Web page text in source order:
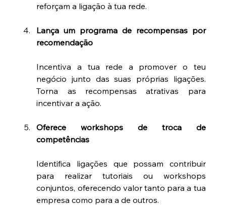
reforçam a ligação à tua rede.
Lança um programa de recompensas por
recomendação
Incentiva a tua rede a promover o teu
negócio junto das suas próprias ligações.
Torna as recompensas atrativas para
incentivar a ação.
Oferece workshops de troca de
competências
Identifica ligações que possam contribuir
para realizar tutoriais ou workshops
conjuntos, oferecendo valor tanto para a tua
empresa como para a de outros.